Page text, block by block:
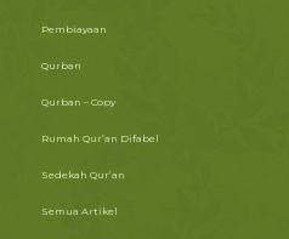
Pembiayaan
Qurban
Qurban – Copy
Rumah Qur’an Difabel
Sedekah Qur’an
Semua Artikel